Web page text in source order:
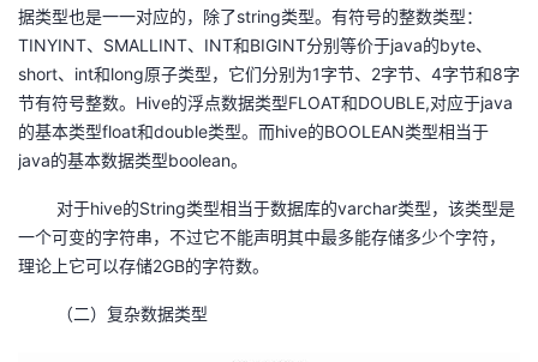
据类型也是一一对应的，除了string类型。有符号的整数类型：
TINYINT、SMALLINT、INT和BIGINT分别等价于java的byte、
short、int和long原子类型，它们分别为1字节、2字节、4字节和8字
节有符号整数。Hive的浮点数据类型FLOAT和DOUBLE,对应于java
的基本类型float和double类型。而hive的BOOLEAN类型相当于
java的基本数据类型boolean。
对于hive的String类型相当于数据库的varchar类型，该类型是
一个可变的字符串，不过它不能声明其中最多能存储多少个字符，
理论上它可以存储2GB的字符数。
（二）复杂数据类型